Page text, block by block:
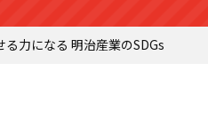
る力になる 明治産業のSDGs